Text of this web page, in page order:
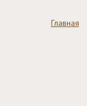
Главная